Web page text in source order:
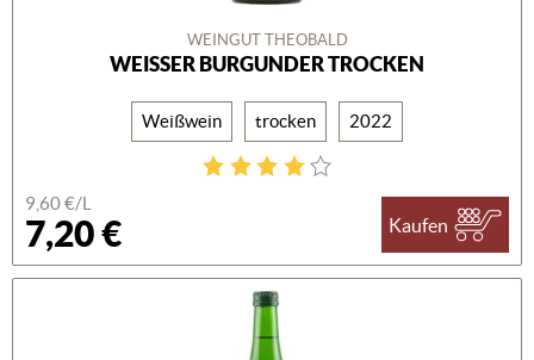
WEINGUT THEOBALD
WEISSER BURGUNDER TROCKEN
Weißwein trocken 2022
9,60 €/L
7,20 € Kaufen